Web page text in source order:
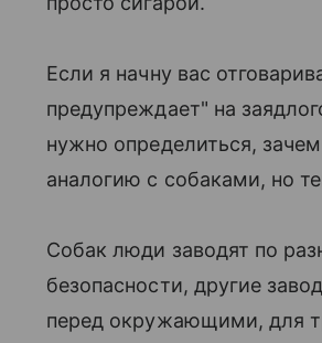
Если я начну вас
предупреждает" на
нужно определиться,
аналогию с собаками, но
Собак люди заводят по
безопасности, другие
перед окружающими, для